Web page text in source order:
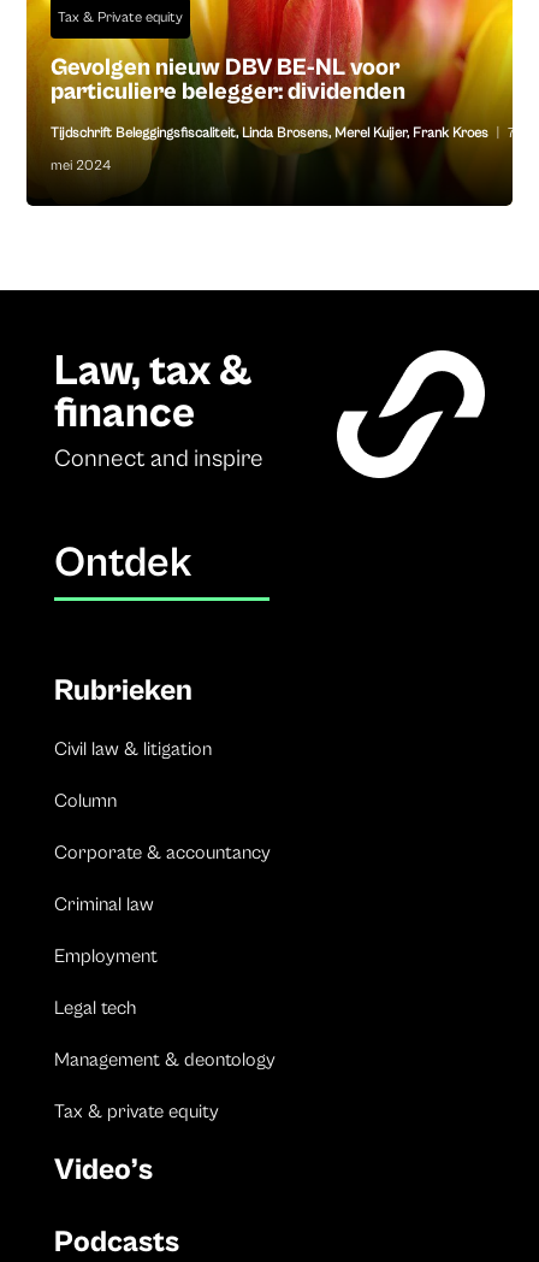
Tax & Private equity
Gevolgen nieuw DBV BE-NL voor
particuliere belegger: dividenden
Tijdschrift Beleggingsfiscaliteit,Linda Brosens, Merel Kuijer, Frank Kroes 7
mei 2024
Law, tax &
finance
Connect and inspire
Ontdek
Rubrieken
Civil law & litigation
Column
Corporate & accountancy
Criminal law
Employment
Legal tech
Management & deontology
Tax & private equity
Video’s
Podcasts